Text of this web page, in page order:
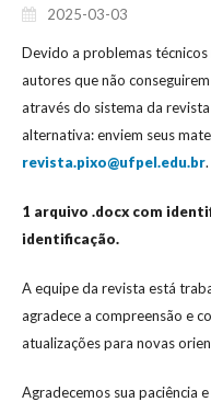
2025-03-03
Devido a problemas técnicos
autores que não
através do sistema da
alternativa: enviem seus
revista.pixo@ufpel.edu.br.
1 arquivo .docx com
identificação.
A equipe da revista está
agradece a compreensão e
atualizações para novas
Agradecemos sua paciência